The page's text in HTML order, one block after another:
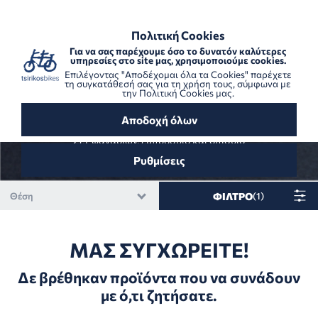
Πολιτική Cookies
Για να σας παρέχουμε όσο το δυνατόν καλύτερες
υπηρεσίες στο site μας, χρησιμοποιούμε cookies.
Επιλέγοντας "Αποδέχομαι όλα τα Cookies" παρέχετε
τη συγκατάθεσή σας για τη χρήση τους, σύμφωνα με
την Πολιτική Cookies μας.
Αποδοχή όλων
Ρυθμίσεις
Φανάρια Σετ - Εμπρόσθιο &
Οπίσθιο
Σετ φαναριών, εμπρόσθιο και οπίσθιο
Ω σε Α Όνομα
Α σε Ω Όνομα
Υψηλό σε Χαμηλό Τιμή
ΦΊΛΤΡΟ(1)
ΜΑΣ ΣΥΓΧΩΡΕΊΤΕ!
Δε βρέθηκαν προϊόντα που να συνάδουν
με ό,τι ζητήσατε.
Πληροφορίες
Απαραίτητα Cookies
Στατιστικά Cookies
Cookies Στόχευσης / Διαφήμισης
Τα cookies είναι μικρά αρχεία κειμένου που
web browser του υπολογιστή σας και μπορούν να
αφαιρεθούν ανά πάσα στιγμή. Ο ιστότοπός μας
χρησιμοποιεί cookies για τη βελτίωση της εμπειρίας